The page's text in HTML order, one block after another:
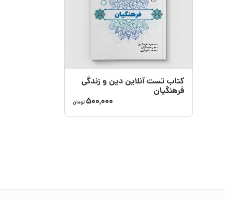
کتاب تست آنلاین دین و زندگی
فرهنگیان
500,000تومان